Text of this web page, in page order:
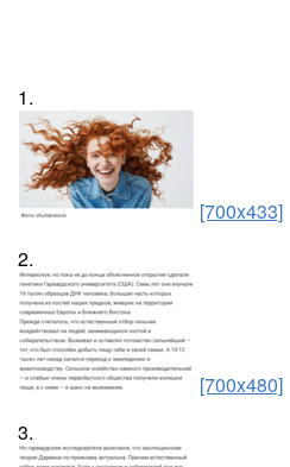
1.
[700x433]
2.
[700x480]
3.